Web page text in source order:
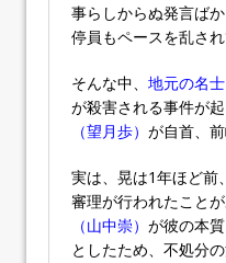
事らしからぬ発言ば
停員もペースを乱され
そんな中、 地元の名士
が殺害される事件が起
（望月歩） が自首、
実は、晃は1年ほど前
審理が行われたことが
（山中崇） が彼の本
としたため、不処分